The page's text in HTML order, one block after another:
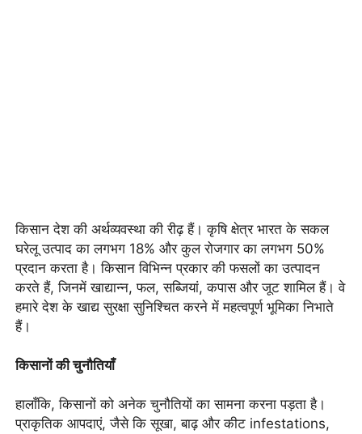
किसान देश की अर्थव्यवस्था की रीढ़ हैं। कृषि क्षेत्र भारत के सकल
घरेलू उत्पाद का लगभग 18% और कुल रोजगार का लगभग 50%
प्रदान करता है। किसान विभिन्न प्रकार की फसलों का उत्पादन
करते हैं, जिनमें खाद्यान्न, फल, सब्जियां, कपास और जूट शामिल हैं। वे
हमारे देश के खाद्य सुरक्षा सुनिश्चित करने में महत्वपूर्ण भूमिका निभाते
हैं।
किसानों की चुनौतियाँ
हालाँकि, किसानों को अनेक चुनौतियों का सामना करना पड़ता है।
प्राकृतिक आपदाएं, जैसे कि सूखा, बाढ़ और कीट infestations,